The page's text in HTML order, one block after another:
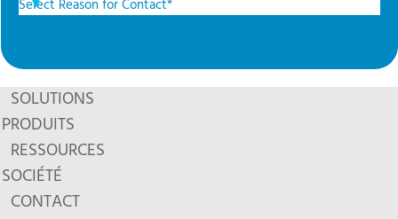
SOLUTIONS
PRODUITS
RESSOURCES
SOCIÉTÉ
CONTACT